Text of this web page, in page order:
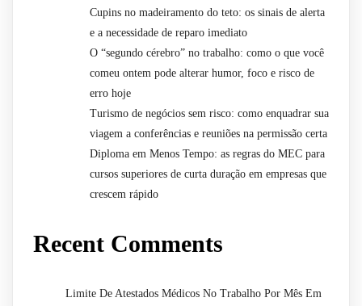
Cupins no madeiramento do teto: os sinais de alerta
e a necessidade de reparo imediato
O “segundo cérebro” no trabalho: como o que você
comeu ontem pode alterar humor, foco e risco de
erro hoje
Turismo de negócios sem risco: como enquadrar sua
viagem a conferências e reuniões na permissão certa
Diploma em Menos Tempo: as regras do MEC para
cursos superiores de curta duração em empresas que
crescem rápido
Recent Comments
Limite De Atestados Médicos No Trabalho Por Mês Em